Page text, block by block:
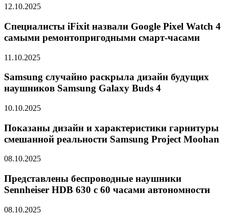
12.10.2025
Специалисты iFixit назвали Google Pixel Watch 4
самыми ремонтопригодными смарт-часами
11.10.2025
Samsung случайно раскрыла дизайн будущих
наушников Samsung Galaxy Buds 4
10.10.2025
Показаны дизайн и характеристики гарнитуры
смешанной реальности Samsung Project Moohan
08.10.2025
Представлены беспроводные наушники
Sennheiser HDB 630 с 60 часами автономности
08.10.2025